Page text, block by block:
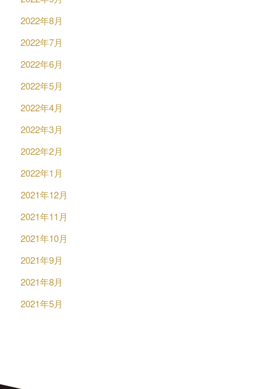
2022年8月
2022年7月
2022年6月
2022年5月
2022年4月
2022年3月
2022年2月
2022年1月
2021年12月
2021年11月
2021年10月
2021年9月
2021年8月
2021年5月